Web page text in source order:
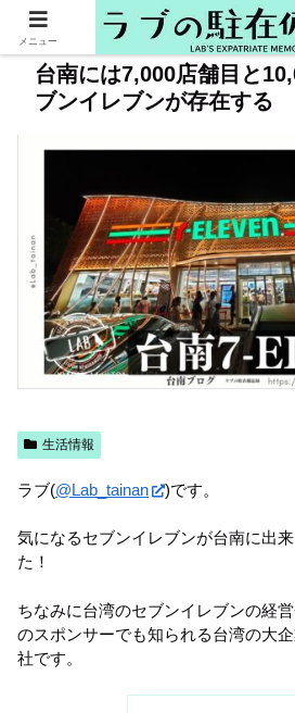
台南には7,000店舗目と
ブンイレブンが存在する
生活情報
ラブ(@Lab_tainan )です。
気になるセブンイレブンが台南に出
た！
ちなみに台湾のセブンイレブンの経
のスポンサーでも知られる台湾の大企
社です。
メニュー